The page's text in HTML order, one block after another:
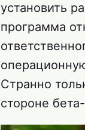
установить
программа
Странно
стороне